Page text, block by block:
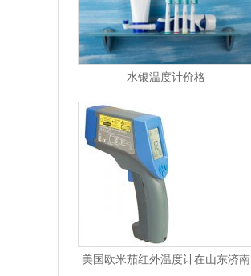
水银温度计价格
美国欧米茄红外温度计在山东济南